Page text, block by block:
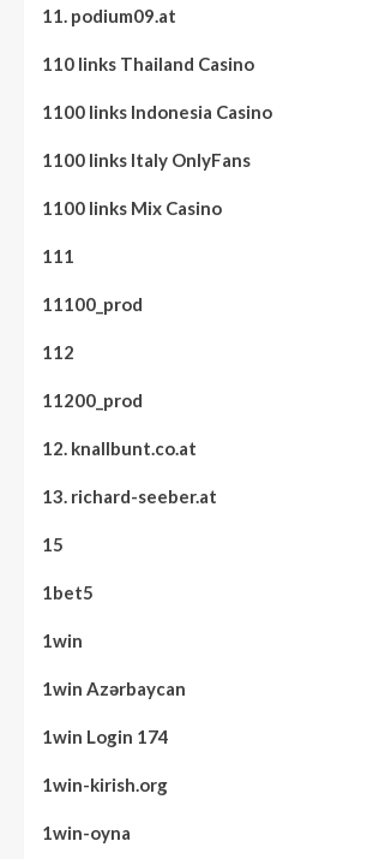
11. podium09.at
110 links Thailand Casino
1100 links Indonesia Casino
1100 links Italy OnlyFans
1100 links Mix Casino
111
11100_prod
112
11200_prod
12. knallbunt.co.at
13. richard-seeber.at
15
1bet5
1win
1win Azərbaycan
1win Login 174
1win-kirish.org
1win-oyna